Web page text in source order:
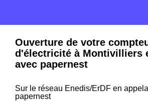
Ouverture de votre
d'électricité à Montivilliers
avec papernest
Sur le réseau Enedis/ErDF en
papernest